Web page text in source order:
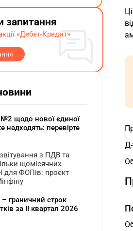
запитання
«Дебет-Кредит»
№2 щодо нової єдиної
надходять: перевірте
з ПДВ та
щомісячних
для ФОПів: проєкт
граничний строк
за ІI квартал 2026
Д-